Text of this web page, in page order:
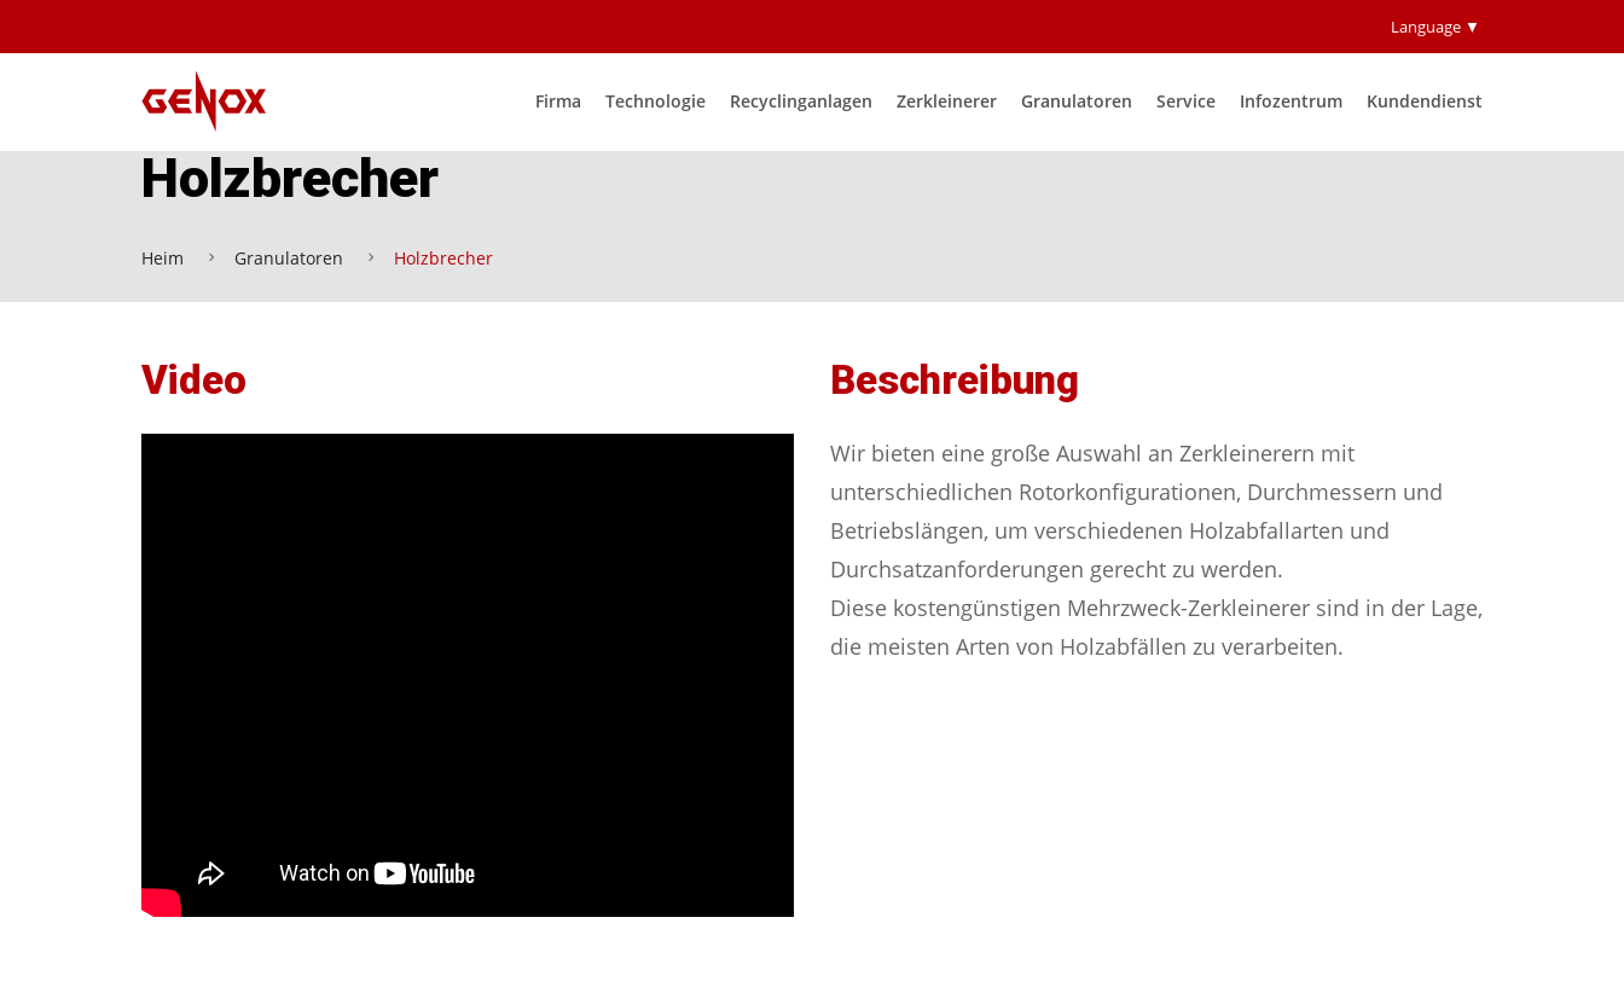
Language ▼
Firma Technologie Recyclinganlagen Zerkleinerer Granulatoren Service Infozentrum Kundendienst
Holzbrecher
Heim Granulatoren Holzbrecher
Video Beschreibung
Wir bieten eine große Auswahl an Zerkleinerern mit
unterschiedlichen Rotorkonfigurationen, Durchmessern und
Betriebslängen, um verschiedenen Holzabfallarten und
Durchsatzanforderungen gerecht zu werden.
Diese kostengünstigen Mehrzweck-Zerkleinerer sind in der Lage,
die meisten Arten von Holzabfällen zu verarbeiten.